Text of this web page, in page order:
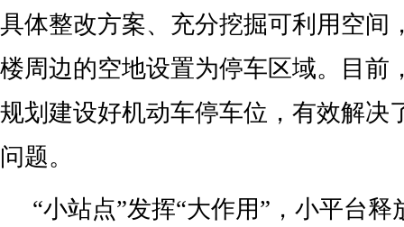
具体整改方案、充分挖掘可利用空间
楼周边的空地设置为停车区域。目前
规划建设好机动车停车位，有效解决
问题。
“小站点”发挥“大作用”，小平台